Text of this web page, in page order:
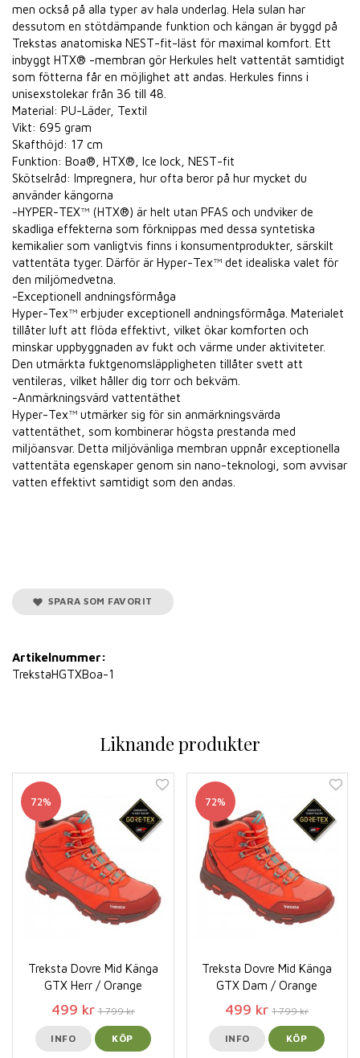
men också på alla typer av hala underlag. Hela sulan har
dessutom en stötdämpande funktion och kängan är byggd på
Trekstas anatomiska NEST-fit-läst för maximal komfort. Ett
inbyggt HTX® -membran gör Herkules helt vattentät samtidigt
som fötterna får en möjlighet att andas. Herkules finns i
unisexstolekar från 36 till 48.
Material: PU-Läder, Textil
Vikt: 695 gram
Skafthöjd: 17 cm
Funktion: Boa®, HTX®, Ice lock, NEST-fit
Skötselråd: Impregnera, hur ofta beror på hur mycket du
använder kängorna
-HYPER-TEX™ (HTX®) är helt utan PFAS och undviker de
skadliga effekterna som förknippas med dessa syntetiska
kemikalier som vanligtvis finns i konsumentprodukter, särskilt
vattentäta tyger. Därför är Hyper-Tex™ det idealiska valet för
den miljömedvetna.
-Exceptionell andningsförmåga
Hyper-Tex™ erbjuder exceptionell andningsförmåga. Materialet
tillåter luft att flöda effektivt, vilket ökar komforten och
minskar uppbyggnaden av fukt och värme under aktiviteter.
Den utmärkta fuktgenomsläppligheten tillåter svett att
ventileras, vilket håller dig torr och bekväm.
-Anmärkningsvärd vattentäthet
Hyper-Tex™ utmärker sig för sin anmärkningsvärda
vattentäthet, som kombinerar högsta prestanda med
miljöansvar. Detta miljövänliga membran uppnår exceptionella
vattentäta egenskaper genom sin nano-teknologi, som avvisar
vatten effektivt samtidigt som den andas.
SPARA SOM FAVORIT
Artikelnummer:
TrekstaHGTXBoa-1
Liknande produkter
72%
Treksta Dovre Mid Känga
GTX Herr / Orange
499 kr 1 799 kr
INFO KÖP
72%
Treksta Dovre Mid Känga
GTX Dam / Orange
499 kr 1 799 kr
INFO KÖP